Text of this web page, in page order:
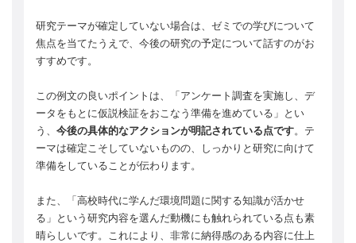
研究テーマが確定していない場合は、ゼミでの学びについて
焦点を当てたうえで、今後の研究の予定について話すのがお
すすめです。
この例文の良いポイントは、「アンケート調査を実施し、デ
ータをもとに仮説検証をおこなう準備を進めている」とい
う、 今後の具体的なアクションが明記されている点です。テ
ーマは確定こそしていないものの、しっかりと研究に向けて
準備をしていることが伝わります。
また、「高校時代に学んだ環境問題に関する知識が活かせ
る」という研究内容を選んだ動機にも触れられている点も素
晴らしいです。これにより、非常に納得感のある内容に仕上